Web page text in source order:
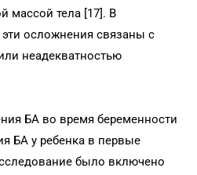
массой тела [17]. В
осложнения связаны с
неадекватностью
БА во время беременности
БА у ребенка в первые
было включено